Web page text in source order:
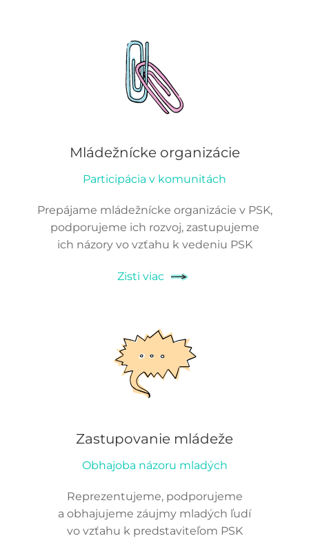
Mládežnícke organizácie
Participácia v komunitách
Prepájame mládežnícke organizácie v PSK,
podporujeme ich rozvoj, zastupujeme
ich názory vo vzťahu k vedeniu PSK
Zisti viac
Zastupovanie mládeže
Obhajoba názoru mladých
Reprezentujeme, podporujeme
a obhajujeme záujmy mladých ľudí
vo vzťahu k predstaviteľom PSK